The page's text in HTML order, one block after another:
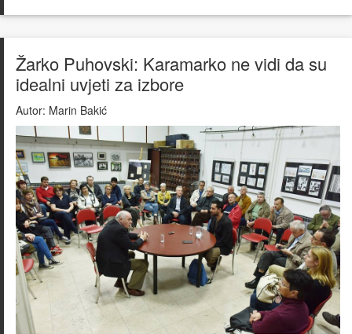
Žarko Puhovski: Karamarko ne vidi da su
idealni uvjeti za izbore
Autor: Marin Bakić